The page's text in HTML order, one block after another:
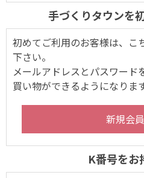
手づくりタウンを
初めてご利用のお客様は、こ
下さい。
メールアドレスとパスワード
買い物ができるようになります
K番号をお